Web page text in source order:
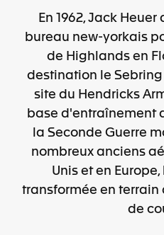
En 1962, Jack
bureau new-yorkais
de Highlands en
destination le Sebring
site du Hendricks
base d'entraînement
la Seconde Guerre
nombreux anciens
Unis et en
transformée en terrain
de